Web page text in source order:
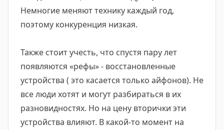
Немногие меняют технику каждый год,
поэтому конкуренция низкая.
Также стоит учесть, что спустя пару лет
появляются «рефы» - восстановленные
устройства ( это касается только айфонов). Не
все люди хотят и могут разбираться в их
разновидностях. Но на цену вторички эти
устройства влияют. В какой-то момент на